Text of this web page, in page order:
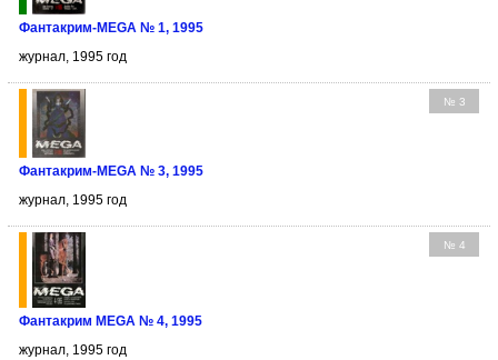
Фантакрим-MEGA № 1, 1995
журнал, 1995 год
№ 3
Фантакрим-MEGA № 3, 1995
журнал, 1995 год
№ 4
Фантакрим MEGA № 4, 1995
журнал, 1995 год